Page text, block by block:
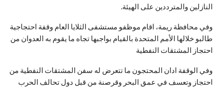
النازلين والمترددين على الهيئة.
وفي محافظة ريمة، اقام موظفو مستشفى الثلايا العام وقفة احتجاجية
طالبو خلالها الأمم المتحدة بالقيام بواجبها تجاه ما يقوم به العدوان من
احتجاز المشتقات النفطية
وفي الوقفة ادان المحتجون ما تتعرض له سفن المشتقات النفطية من
احتجاز وتعسف في عمق البحر وقرصنة من قبل دول تحالف الحرب